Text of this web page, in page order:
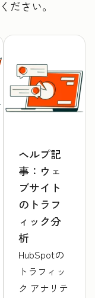
ださい。
ヘルプ記
事：ウェ
ブサイト
のトラフ
ィック分
析
HubSpotの
トラフィッ
ク アナリテ